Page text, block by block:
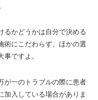
るかどうかは自分で決める
術にこだわらず、ほかの選
ですよ。
が一のトラブルの際に患者
加入している場合がありま